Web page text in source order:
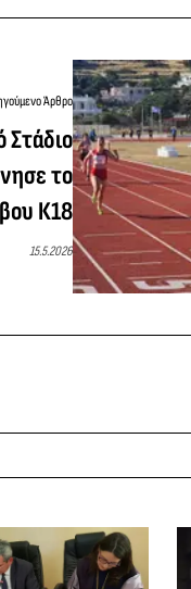
Άρθρο
Στάδιο
το
Κ18
15.5.2026